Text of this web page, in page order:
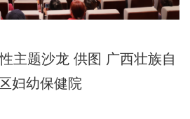
主题沙龙供图 广西壮族自
妇幼保健院